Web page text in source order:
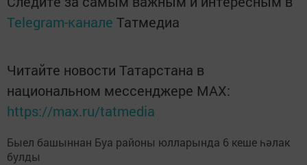
Telegram-канале Татмедиа
Читайте новости Татарстана в
национальном мессенджере MАХ:
https://max.ru/tatmedia
Быел башыннан Буа районы юлларында 6 кеше һәлак
булды